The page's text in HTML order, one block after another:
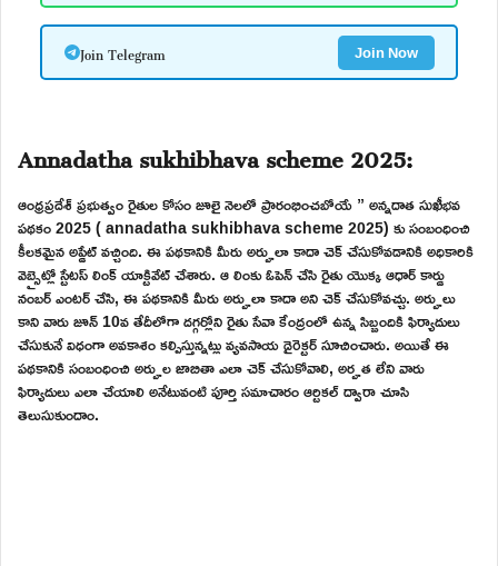
Join Telegram Join Now
Annadatha sukhibhava scheme 2025:
ఆంధ్రప్రదేశ్ ప్రభుత్వం రైతుల కోసం జూలై నెలలో ప్రారంభించబోయే ” అన్నదాత సుఖీభవ
పథకం 2025 ( annadatha sukhibhava scheme 2025) కు సంబంధించి
కీలకమైన అప్డేట్ వచ్చింది. ఈ పథకానికి మీరు అర్హులా కాదా చెక్ చేసుకోవడానికి అధికారికి
వెబ్సైట్లో స్టేటస్ లింక్ యాక్టివేట్ చేశారు. ఆ లింకు ఓపెన్ చేసి రైతు యొక్క ఆధార్ కార్డు
నంబర్ ఎంటర్ చేసి, ఈ పథకానికి మీరు అర్హులా కాదా అని చెక్ చేసుకోవచ్చు. అర్హులు
కాని వారు జూన్ 10వ తేదీలోగా దగ్గర్లోని రైతు సేవా కేంద్రంలో ఉన్న సిబ్బందికి ఫిర్యాదులు
చేసుకునే విధంగా అవకాశం కల్పిస్తున్నట్లు వ్యవసాయ డైరెక్టర్ సూచించారు. అయితే ఈ
పథకానికి సంబంధించి అర్హుల జాబితా ఎలా చెక్ చేసుకోవాలి, అర్హత లేని వారు
ఫిర్యాదులు ఎలా చేయాలి అనేటువంటి పూర్తి సమాచారం ఆర్టికల్ ద్వారా చూసి
తెలుసుకుందాం.